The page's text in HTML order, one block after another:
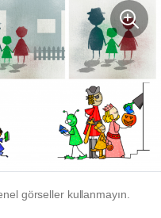
görseller kullanmayın.